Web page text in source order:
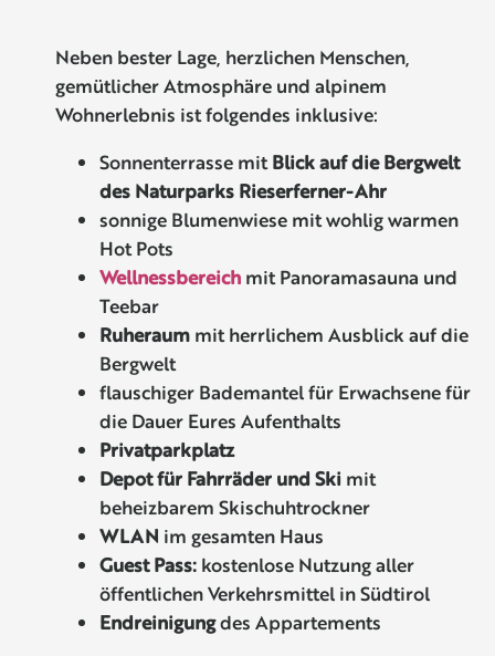
Neben bester Lage, herzlichen Menschen,
gemütlicher Atmosphäre und alpinem
Wohnerlebnis ist folgendes inklusive:
Sonnenterrasse mitBlick auf die Bergwelt
des Naturparks Rieserferner-Ahr
sonnige Blumenwiese mit wohlig warmen
Hot Pots
Wellnessbereich mit Panoramasauna und
Teebar
Ruheraum mit herrlichem Ausblick auf die
Bergwelt
flauschiger Bademantel für Erwachsene für
die Dauer Eures Aufenthalts
Privatparkplatz
Depot für Fahrräder und Ski mit
beheizbarem Skischuhtrockner
WLAN im gesamten Haus
Guest Pass: kostenlose Nutzung aller
öffentlichen Verkehrsmittel in Südtirol
Endreinigungdes Appartements